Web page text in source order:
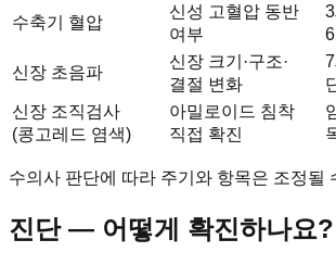
수축기 혈압
신성 고혈압 동반
여부
신장 초음파
신장 크기·구조·
결절 변화
신장 조직검사
(콩고레드 염색)
아밀로이드 침착
직접 확진
수의사 판단에 따라 주기와 항목은 조정될
진단 — 어떻게 확진하나요?